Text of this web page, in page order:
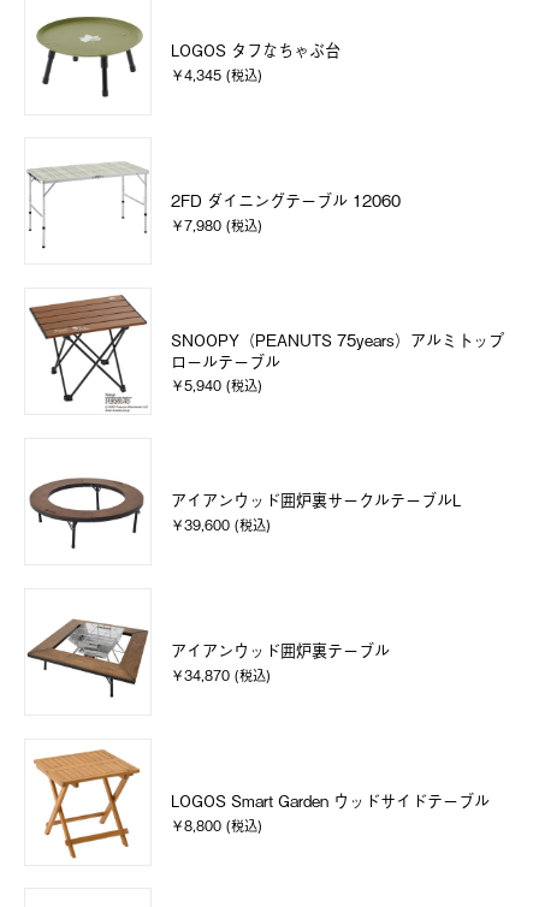
LOGOS タフなちゃぶ台
￥4,345 (税込)
2FD ダイニングテーブル 12060
￥7,980 (税込)
SNOOPY（PEANUTS 75years）アルミトップ
ロールテーブル
￥5,940 (税込)
アイアンウッド囲炉裏サークルテーブルL
￥39,600 (税込)
アイアンウッド囲炉裏テーブル
￥34,870 (税込)
LOGOS Smart Garden ウッドサイドテーブル
￥8,800 (税込)